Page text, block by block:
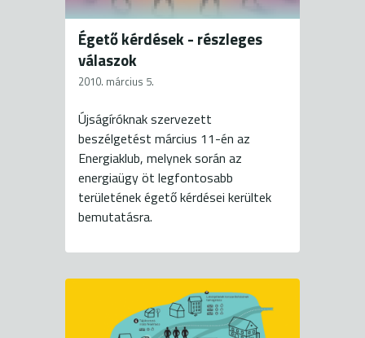
Égető kérdések - részleges
válaszok
2010. március 5.
Újságíróknak szervezett
beszélgetést március 11-én az
Energiaklub, melynek során az
energiaügy öt legfontosabb
területének égető kérdései kerültek
bemutatásra.